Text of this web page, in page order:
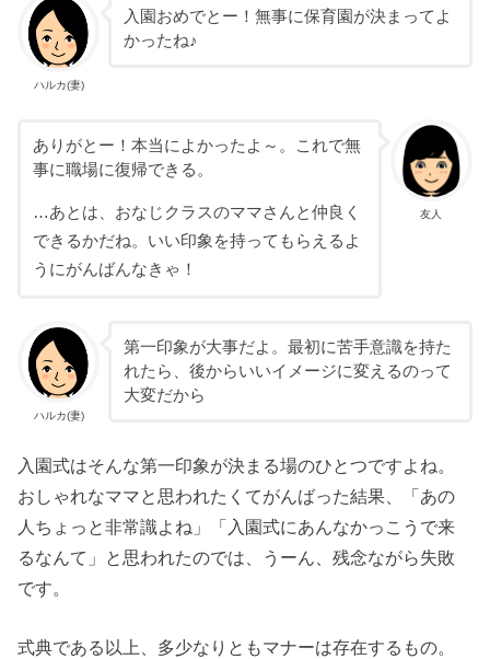
ハルカ(妻)
入園おめでとー！無事に保育園が決まってよ
かったね♪
友人
ありがとー！本当によかったよ～。これで無
事に職場に復帰できる。
…あとは、おなじクラスのママさんと仲良く
できるかだね。いい印象を持ってもらえるよ
うにがんばんなきゃ！
ハルカ(妻)
第一印象が大事だよ。最初に苦手意識を持た
れたら、後からいいイメージに変えるのって
大変だから
入園式はそんな第一印象が決まる場のひとつですよね。
おしゃれなママと思われたくてがんばった結果、「あの
人ちょっと非常識よね」「入園式にあんなかっこうで来
るなんて」と思われたのでは、うーん、残念ながら失敗
です。
式典である以上、多少なりともマナーは存在するもの。